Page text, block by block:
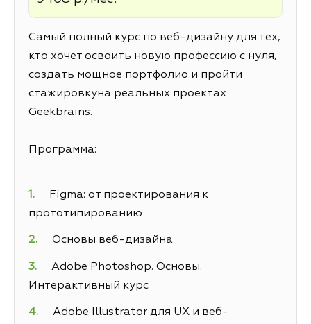
Самый полный курс по веб-дизайну для тех,
кто хочет освоить новую профессию с нуля,
создать мощное портфолио и пройти
стажировкуна реальных проектах
Geekbrains.
Программа:
Figma: от проектирования к
прототипированию
Основы веб-дизайна
Adobe Photoshop. Основы.
Интерактивный курс
Adobe Illustrator для UX и веб-